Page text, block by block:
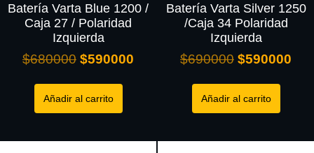
Batería Varta Blue 1200 /
Caja 27 / Polaridad
Izquierda
$680000 $590000
Añadir al carrito
Batería Varta Silver 1250
/Caja 34 Polaridad
Izquierda
$690000 $590000
Añadir al carrito